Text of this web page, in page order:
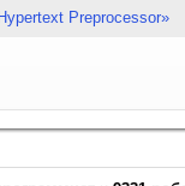
Preprocessor»